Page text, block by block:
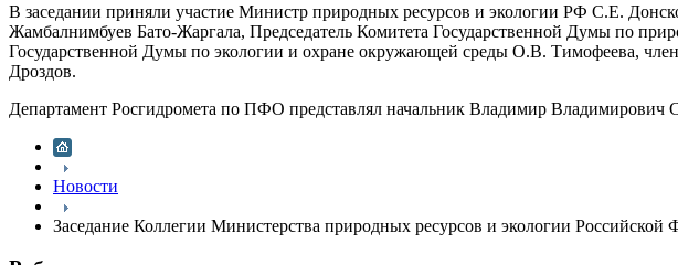
В заседании приняли участие Министр природных ресурсов и экологии РФ С.Е.
Жамбалнимбуев Бато-Жаргала, Председатель Комитета Государственной Думы по
Государственной Думы по экологии и охране окружающей среды О.В. Тимофеева,
Дроздов.
Департамент Росгидромета по ПФО представлял начальник Владимир Владимирович
Новости
Заседание Коллегии Министерства природных ресурсов и экологии Российской